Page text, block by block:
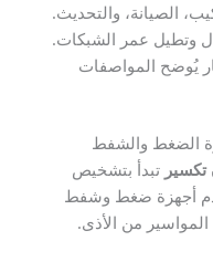
الصيانة، والتحديث.
وتطيل عمر الشبكات.
يُوضح المواصفات
الضغط والشفط
تبدأ بتشخيص
أجهزة ضغط وشفط
من الأذى.